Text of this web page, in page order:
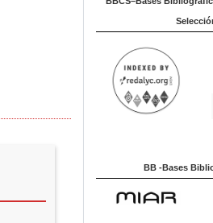
BB -Bases